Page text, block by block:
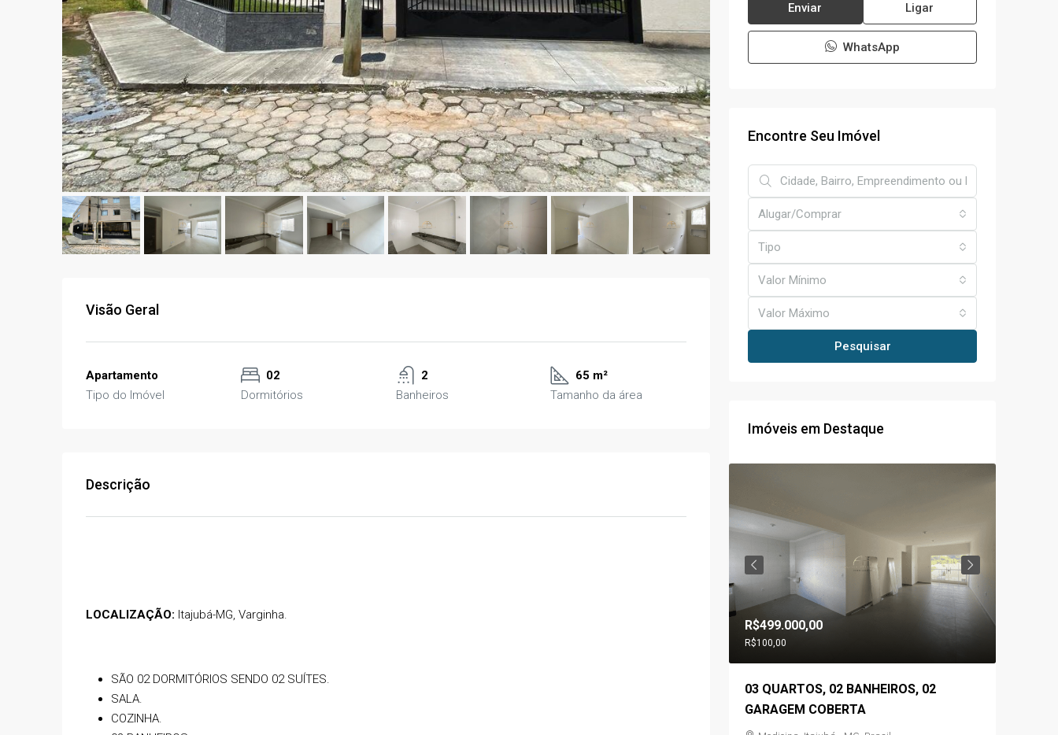
Visão Geral
Apartamento
Tipo do Imóvel
02
Dormitórios
2
Banheiros
65 m²
Tamanho da área
Descrição
LOCALIZAÇÃO: Itajubá-MG, Varginha.
SÃO 02 DORMITÓRIOS SENDO 02 SUÍTES.
SALA.
COZINHA.
Enviar Ligar
WhatsApp
Encontre Seu Imóvel
Alugar/Comprar
Tipo
Valor Mínimo
Valor Máximo
Pesquisar
Imóveis em Destaque
R$499.000,00
R$100,00
03 QUARTOS, 02 BANHEIROS, 02
GARAGEM COBERTA